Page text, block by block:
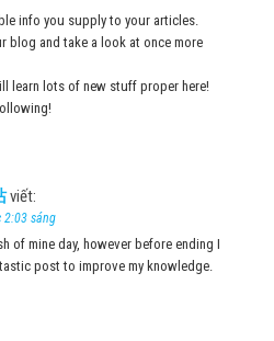
info you supply to your articles.
blog and take a look at once more
learn lots of new stuff proper here!
viết:
2:03 sáng
of mine day, however before ending I
post to improve my knowledge.